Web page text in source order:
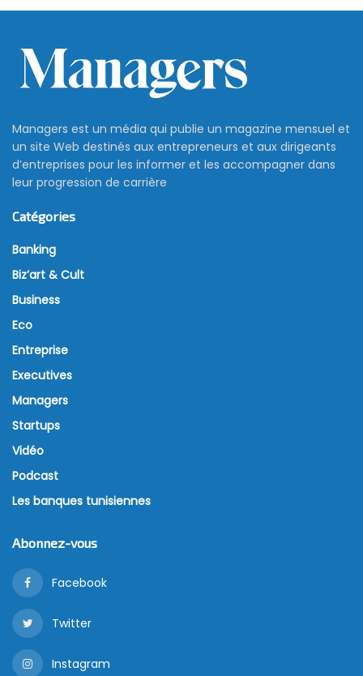
Managers est un média qui publie un magazine mensuel et
un site Web destinés aux entrepreneurs et aux dirigeants
d’entreprises pour les informer et les accompagner dans
leur progression de carrière
Catégories
Banking
Biz’art & Cult
Business
Eco
Entreprise
Executives
Managers
Startups
Vidéo
Podcast
Les banques tunisiennes
Abonnez-vous
Facebook
Twitter
Instagram